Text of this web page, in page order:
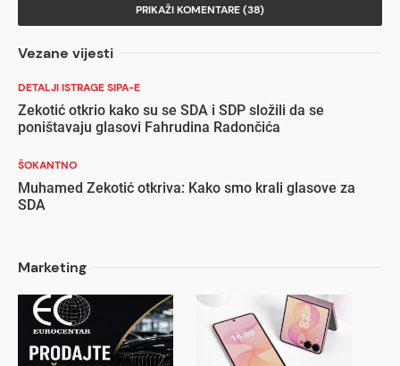
PRIKAŽI KOMENTARE (38)
Vezane vijesti
DETALJI ISTRAGE SIPA-E
Zekotić otkrio kako su se SDA i SDP složili da se
poništavaju glasovi Fahrudina Radončića
ŠOKANTNO
Muhamed Zekotić otkriva: Kako smo krali glasove za
SDA
Marketing